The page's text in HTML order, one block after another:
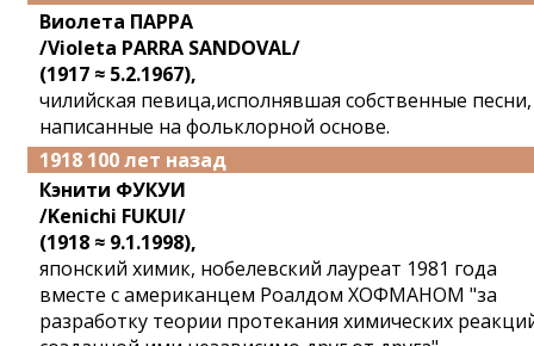
Виолета ПАРРА
/Violeta PARRA SANDOVAL/
(1917 ≈ 5.2.1967),
чилийская певица,исполнявшая собственные песни,
написанные на фольклорной основе.
1918 100 лет назад
Кэнити ФУКУИ
/Kenichi FUKUI/
(1918 ≈ 9.1.1998),
японский химик, нобелевский лауреат 1981 года
вместе с американцем Роалдом ХОФМАНОМ "за
разработку теории протекания химических